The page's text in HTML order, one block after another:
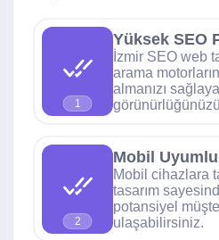
1
Yüksek SEO
İzmir SEO web
arama
almanızı
görünürlüğünüzü
2
Mobil
Mobil cihazlara
tasarım
potansiyel
ulaşabilirsiniz.